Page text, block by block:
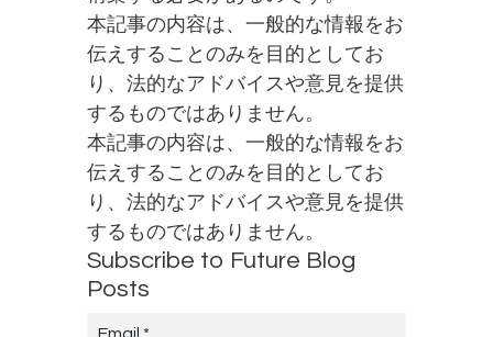
本記事の内容は、一般的な情報をお
伝えすることのみを目的としてお
り、法的なアドバイスや意見を提供
するものではありません。
本記事の内容は、一般的な情報をお
伝えすることのみを目的としてお
り、法的なアドバイスや意見を提供
するものではありません。
Subscribe to Future Blog
Posts